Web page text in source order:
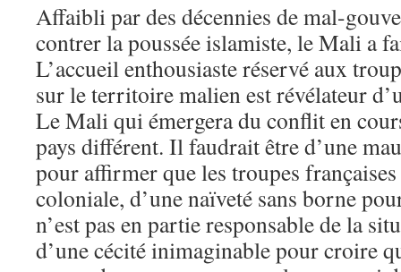
Affaibli par des décennies de mal-
contrer la poussée islamiste, le Mali a
L’accueil enthousiaste réservé aux
sur le territoire malien est révélateur
Le Mali qui émergera du conflit en
pays différent. Il faudrait être d’une
pour affirmer que les troupes
coloniale, d’une naïveté sans borne
n’est pas en partie responsable de la
d’une cécité inimaginable pour croire